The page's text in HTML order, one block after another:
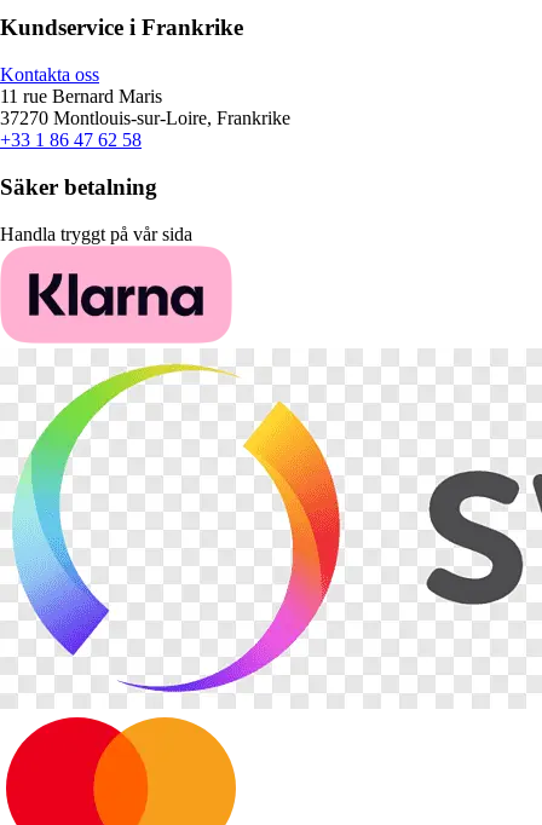
Kundservice i Frankrike
Kontakta oss
11 rue Bernard Maris
37270 Montlouis-sur-Loire, Frankrike
+33 1 86 47 62 58
Säker betalning
Handla tryggt på vår sida